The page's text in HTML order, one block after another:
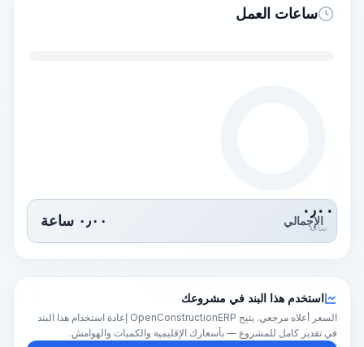
ساعات العمل
٠٫٠٠
ساعة
الإجمالي ٠٫٠٠ ساعة
استخدم هذا البند في مشروعك
السعر أعلاه مرجعي. يتيح OpenConstructionERP إعادة استخدام هذا البند
في تقدير كامل للمشروع — بأسعارك الإقليمية والكميات والهوامش.